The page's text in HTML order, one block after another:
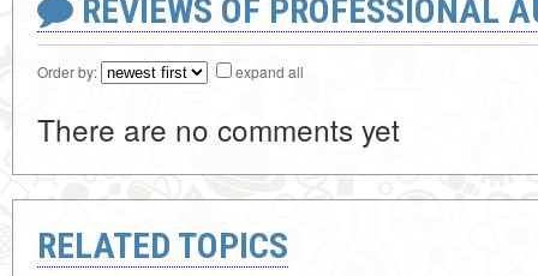
REVIEWS OF PROFESSIONAL
Order by: expand all
There are no comments yet
RELATED TOPICS